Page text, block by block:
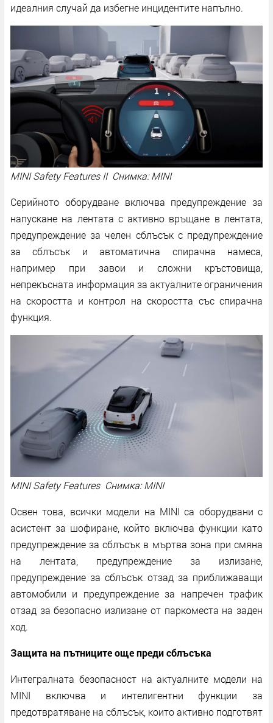
идеалния случай да избегне инцидентите напълно.
MINI Safety Features II Снимка: MINI
Серийното оборудване включва предупреждение за
напускане на лентата с активно връщане в лентата,
предупреждение за челен сблъсък с предупреждение
за сблъсък и автоматична спирачна намеса,
например при завои и сложни кръстовища,
непрекъсната информация за актуалните ограничения
на скоростта и контрол на скоростта със спирачна
функция.
MINI Safety Features Снимка: MINI
Освен това, всички модели на MINI са оборудвани с
асистент за шофиране, който включва функции като
предупреждение за сблъсък в мъртва зона при смяна
на лентата, предупреждение за излизане,
предупреждение за сблъсък отзад за приближаващи
автомобили и предупреждение за напречен трафик
отзад за безопасно излизане от паркоместа на заден
ход.
Защита на пътниците още преди сблъсъка
Интегралната безопасност на актуалните модели на
MINI включва и интелигентни функции за
предотвратяване на сблъсък, които активно подготвят